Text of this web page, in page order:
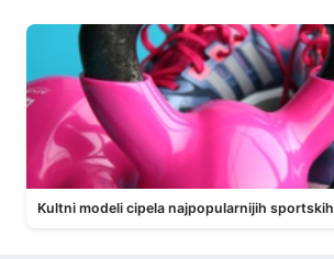
Kultni modeli cipela najpopularnijih